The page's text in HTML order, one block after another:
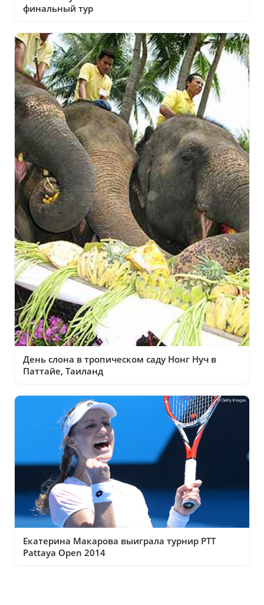
финальный тур
День слона в тропическом саду Нонг Нуч в
Паттайе, Таиланд
Екатерина Макарова выиграла турнир PTT
Pattaya Open 2014